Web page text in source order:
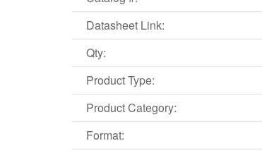
Datasheet Link:
Qty:
Product Type:
Product Category:
Format: